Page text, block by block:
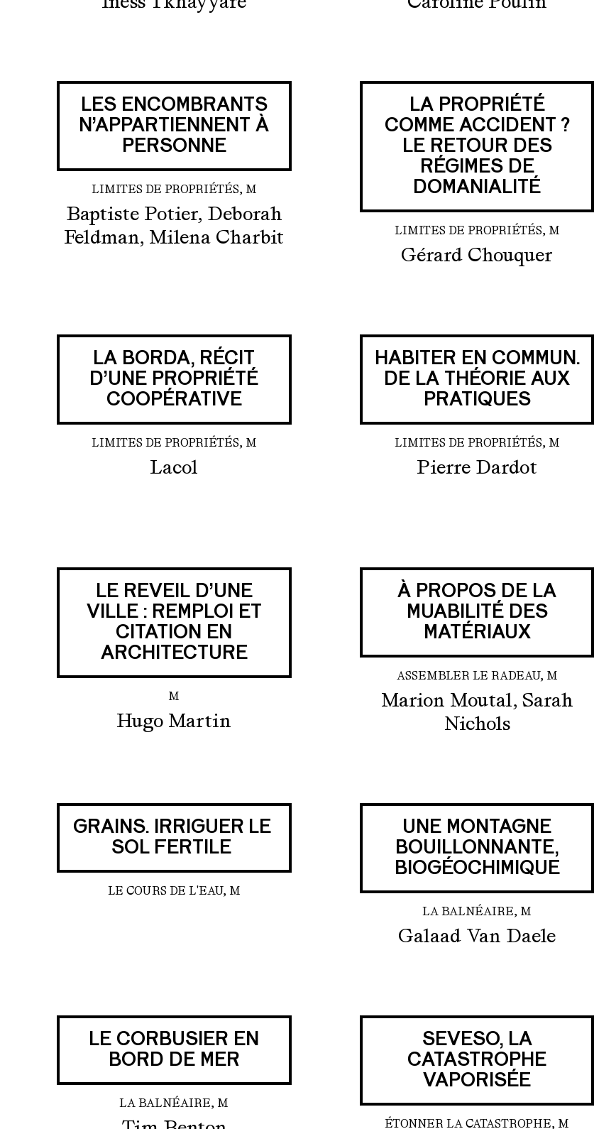
LES ENCOMBRANTS
N’APPARTIENNENT À
PERSONNE
LIMITES DE PROPRIÉTÉS, M
Baptiste Potier, Deborah
Feldman, Milena Charbit
LA PROPRIÉTÉ
COMME ACCIDENT ?
LE RETOUR DES
RÉGIMES DE
DOMANIALITÉ
LIMITES DE PROPRIÉTÉS, M
Gérard Chouquer
LA BORDA, RÉCIT
D’UNE PROPRIÉTÉ
COOPÉRATIVE
LIMITES DE PROPRIÉTÉS, M
Lacol
HABITER EN COMMUN.
DE LA THÉORIE AUX
PRATIQUES
LIMITES DE PROPRIÉTÉS, M
Pierre Dardot
LE REVEIL D’UNE
VILLE : REMPLOI ET
CITATION EN
ARCHITECTURE
M
Hugo Martin
À PROPOS DE LA
MUABILITÉ DES
MATÉRIAUX
ASSEMBLER LE RADEAU, M
Marion Moutal, Sarah
Nichols
GRAINS. IRRIGUER LE
SOL FERTILE
LE COURS DE L'EAU, M
UNE MONTAGNE
BOUILLONNANTE,
BIOGÉOCHIMIQUE
LA BALNÉAIRE, M
Galaad Van Daele
LE CORBUSIER EN
BORD DE MER
LA BALNÉAIRE, M
SEVESO, LA
CATASTROPHE
VAPORISÉE
ÉTONNER LA CATASTROPHE, M